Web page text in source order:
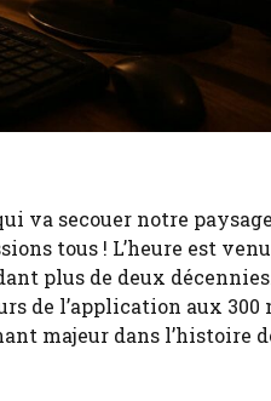
va secouer notre
tous ! L’heure est
plus de deux
de l’application aux
majeur dans l’histoire